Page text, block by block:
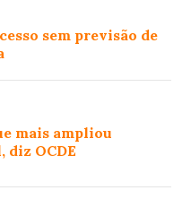
sem previsão de
mais ampliou
OCDE